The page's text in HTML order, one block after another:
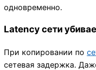
одновременно.
Latency сети
При копировании по
сетевая задержка.